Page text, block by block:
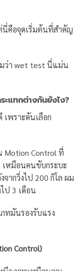
นี่คือจุดเริ่มต้นที่สำคัญ
มว่า wet test นี่แม่น
ะแทกต่างกันยังไง?
เพราะดันเลือก
Motion Control ที่
หมือนคนขับกระบะ
ากวิ่งไป 200 กิโล ผม
ป 3 เดือน
ทมันรองรับแรง
Control)